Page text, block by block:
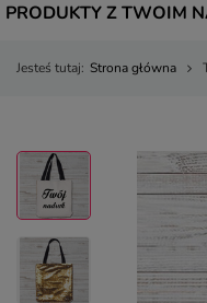
PRODUKTY Z TWOIM
Jesteś tutaj: Strona główna